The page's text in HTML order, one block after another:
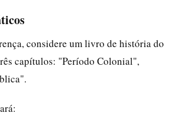
considere um livro de história do
capítulos: "Período Colonial",